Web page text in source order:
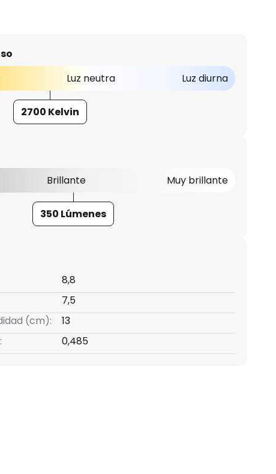
Luz neutra Luz diurna
2700 Kelvin
Brillante Muy brillante
350 Lúmenes
8,8
7,5
(cm):
13
0,485